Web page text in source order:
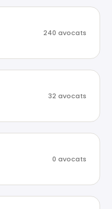
240 avocats
32 avocats
0 avocats